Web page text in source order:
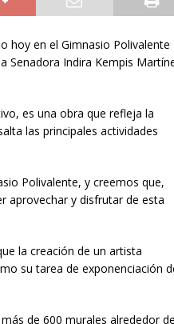
hoy en el Gimnasio Polivalente
Senadora Indira Kempis
es una obra que refleja la
las principales actividades
Polivalente, y creemos que,
aprovechar y disfrutar de esta
la creación de un artista
su tarea de exponenciación
de 600 murales alrededor